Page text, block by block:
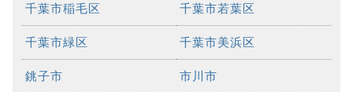
千葉市稲毛区 千葉市若葉区
千葉市緑区 千葉市美浜区
銚子市 市川市